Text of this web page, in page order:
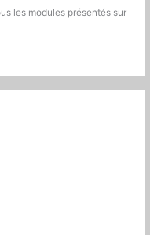
les modules présentés sur